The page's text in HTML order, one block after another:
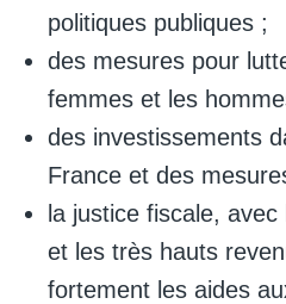
politiques publiques ;
des mesures pour
femmes et les
des investissements
France et des
la justice fiscale,
et les très hauts
fortement les aides